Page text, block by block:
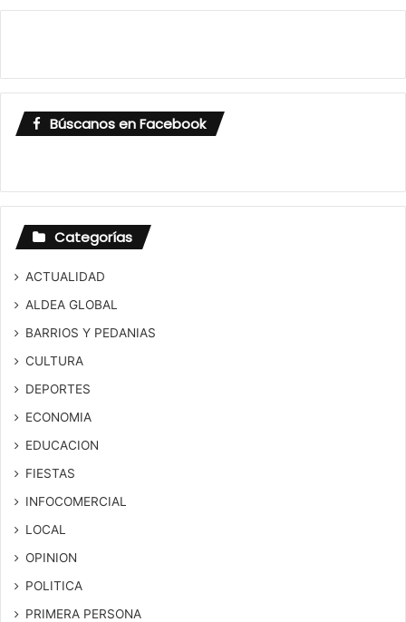
Búscanos en Facebook
Categorías
ACTUALIDAD
ALDEA GLOBAL
BARRIOS Y PEDANIAS
CULTURA
DEPORTES
ECONOMIA
EDUCACION
FIESTAS
INFOCOMERCIAL
LOCAL
OPINION
POLITICA
PRIMERA PERSONA